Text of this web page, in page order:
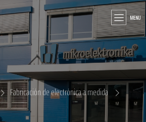
MENU
Fabricación de electrónica a medida